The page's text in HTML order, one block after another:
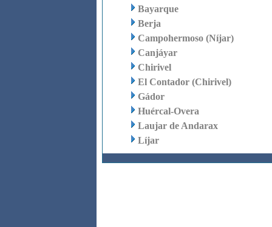
Bayarque
Berja
Campohermoso (Níjar)
Canjáyar
Chirivel
El Contador (Chirivel)
Gádor
Huércal-Overa
Laujar de Andarax
Líjar